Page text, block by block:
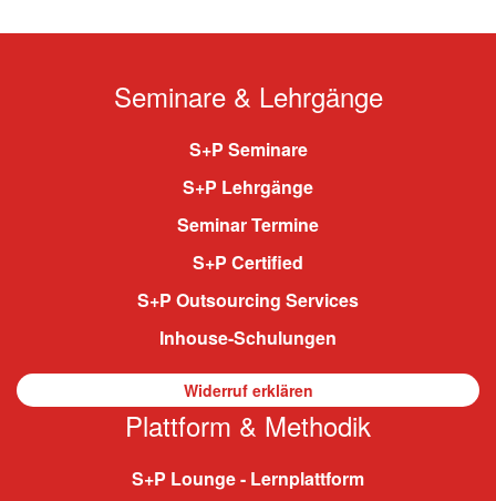
Seminare & Lehrgänge
S+P Seminare
S+P Lehrgänge
Seminar Termine
S+P Certified
S+P Outsourcing Services
Inhouse-Schulungen
Widerruf erklären
Plattform & Methodik
S+P Lounge - Lernplattform